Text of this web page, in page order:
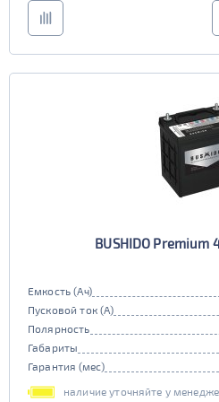
BUSHIDO Premium
Емкость (Ач)
Пусковой ток (А)
Полярность
Габариты
Гарантия (мес)
наличие уточняйте у